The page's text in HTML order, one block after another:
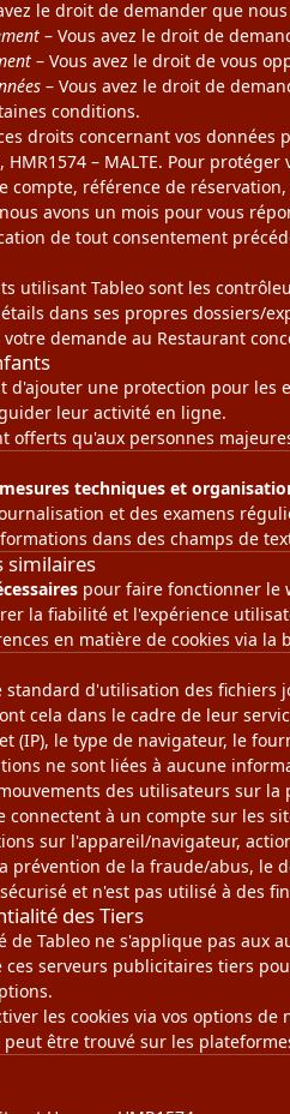
le droit de demander que
– Vous avez le droit de
– Vous avez le droit de vous
– Vous avez le droit de
conditions.
droits concernant vos données
– MALTE. Pour
compte, référence de
avons un mois pour vous
de tout consentement
utilisant Tableo sont les
dans ses propres dossiers/
demande au Restaurant
d'ajouter une protection pour
leur activité en ligne.
offerts qu'aux personnes
mesures techniques et
et des examens
dans des champs de
similaires
pour faire fonctionner le
la fiabilité et l'expérience
en matière de cookies via
standard d'utilisation des
cela dans le cadre de leur
(IP), le type de navigateur, le
ne sont liées à aucune
des utilisateurs sur
connectent à un compte sur les
sur l'appareil/navigateur,
prévention de la fraude/abus, le
et n'est pas utilisé à des
des Tiers
de Tableo ne s'applique pas
serveurs publicitaires tiers
les cookies via vos options
être trouvé sur les